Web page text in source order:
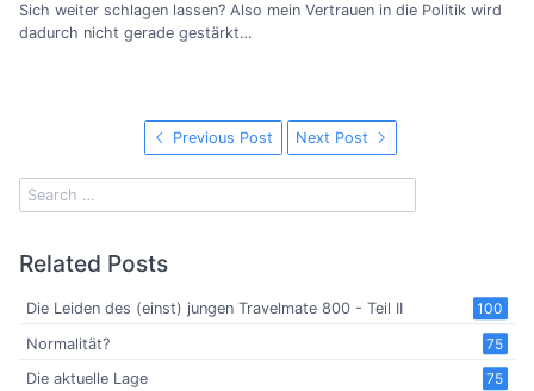
Sich weiter schlagen lassen? Also mein Vertrauen in die Politik wird
dadurch nicht gerade gestärkt…
Previous Post Next Post
Related Posts
100
Die Leiden des (einst) jungen Travelmate 800 - Teil II
75
Normalität?
75
Die aktuelle Lage